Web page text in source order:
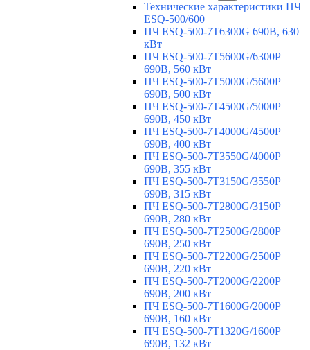
Технические характеристики ПЧ
ESQ-500/600
ПЧ ESQ-500-7T6300G 690В, 630
кВт
ПЧ ESQ-500-7T5600G/6300P
690В, 560 кВт
ПЧ ESQ-500-7T5000G/5600P
690В, 500 кВт
ПЧ ESQ-500-7T4500G/5000P
690В, 450 кВт
ПЧ ESQ-500-7T4000G/4500P
690В, 400 кВт
ПЧ ESQ-500-7T3550G/4000P
690В, 355 кВт
ПЧ ESQ-500-7T3150G/3550P
690В, 315 кВт
ПЧ ESQ-500-7T2800G/3150P
690В, 280 кВт
ПЧ ESQ-500-7T2500G/2800P
690В, 250 кВт
ПЧ ESQ-500-7T2200G/2500P
690В, 220 кВт
ПЧ ESQ-500-7T2000G/2200P
690В, 200 кВт
ПЧ ESQ-500-7T1600G/2000P
690В, 160 кВт
ПЧ ESQ-500-7T1320G/1600P
690В, 132 кВт